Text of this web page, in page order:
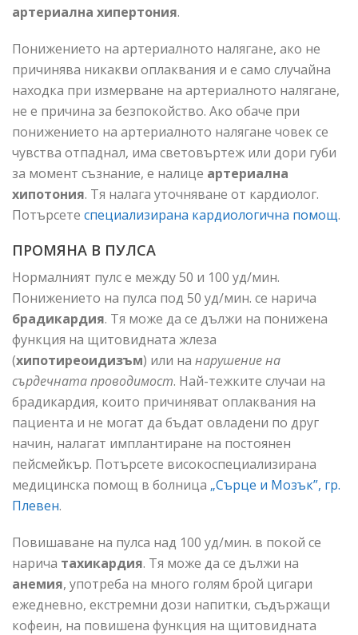
артериална хипертония.
Понижението на артериалното налягане, ако не
причинява никакви оплаквания и е само случайна
находка при измерване на артериалното налягане,
не е причина за безпокойство. Ако обаче при
понижението на артериалното налягане човек се
чувства отпаднал, има световъртеж или дори губи
за момент съзнание, е налице артериална
хипотония. Тя налага уточняване от кардиолог.
Потърсете специализирана кардиологична помощ.
ПРОМЯНА В ПУЛСА
Нормалният пулс е между 50 и 100 уд/мин.
Понижението на пулса под 50 уд/мин. се нарича
брадикардия. Тя може да се дължи на понижена
функция на щитовидната жлеза
(хипотиреоидизъм) или на нарушение на
сърдечната проводимост. Най-тежките случаи на
брадикардия, които причиняват оплаквания на
пациента и не могат да бъдат овладени по друг
начин, налагат имплантиране на постоянен
пейсмейкър. Потърсете високоспециализирана
медицинска помощ в болница „Сърце и Мозък”, гр.
Плевен.
Повишаване на пулса над 100 уд/мин. в покой се
нарича тахикардия. Тя може да се дължи на
анемия, употреба на много голям брой цигари
ежедневно, екстремни дози напитки, съдържащи
кофеин, на повишена функция на щитовидната